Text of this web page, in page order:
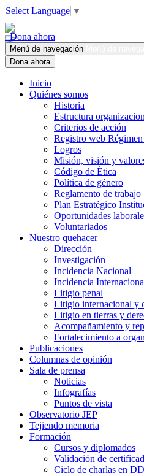
Select Language ▼
Dona ahora
Menú de navegación
Dona ahora
Inicio
Quiénes somos
Historia
Estructura
Criterios de acción
Registro web
Logros
Misión, visión y
Código de Ética
Política de género
Reglamento de trabajo
Plan Estratégico
Oportunidades
Voluntariados
Nuestro quehacer
Dirección
Investigación
Incidencia Nacional
Incidencia
Litigio penal
Litigio internacional y
Litigio en tierras y
Acompañamiento y
Fortalecimiento a
Publicaciones
Columnas de opinión
Sala de prensa
Noticias
Infografías
Puntos de vista
Observatorio JEP
Tejiendo memoria
Formación
Cursos y diplomados
Validación de
Ciclo de charlas en